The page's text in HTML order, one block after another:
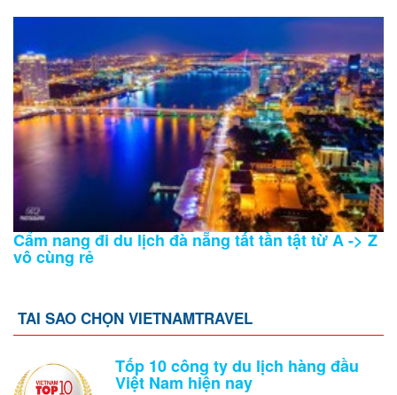
Cẩm nang đi du lịch đà nẵng tất tần tật từ A -> Z
vô cùng rẻ
TAI SAO CHỌN VIETNAMTRAVEL
Tốp 10 công ty du lịch hàng đầu
Việt Nam hiện nay